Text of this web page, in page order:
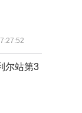
尔站第3